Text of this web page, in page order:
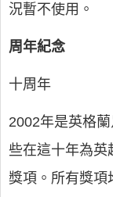
況暫不使用。
周年紀念
十周年
2002年是英格
些在這十年為英
獎項。所有獎項